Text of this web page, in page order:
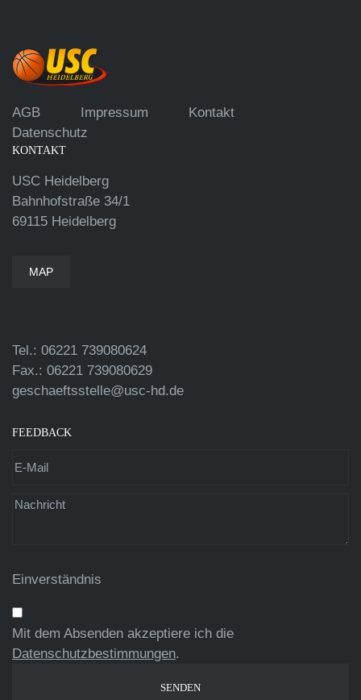
AGB Impressum
Kontakt
Datenschutz
KONTAKT
USC Heidelberg
Bahnhofstraße 34/1
69115 Heidelberg
MAP
Tel.: 06221 739080624
Fax.: 06221 739080629
geschaeftsstelle@usc-hd.de
FEEDBACK
Einverständnis
Mit dem Absenden akzeptiere ich die
Datenschutzbestimmungen.